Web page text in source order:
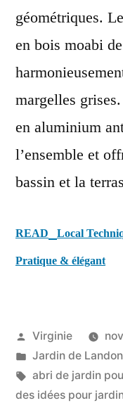
géométriques.
en bois moabi
margelles
en aluminium
l’ensemble et
bassin et la
READ Local
Pratique & élégant
Publié
par
Virginie
Publié
dans
Jardin de Landon
Étiquettes :
abri de jardin
des idées pour